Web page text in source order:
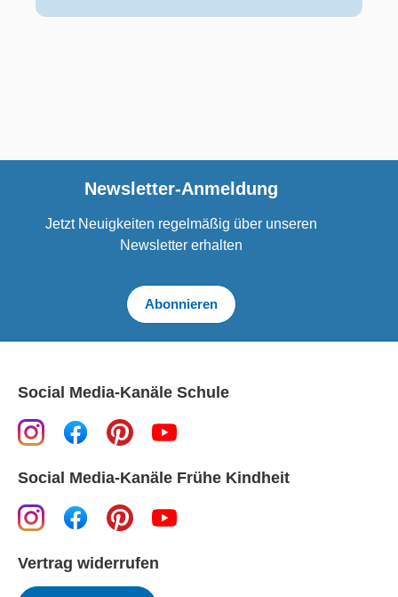
Newsletter-Anmeldung
Jetzt Neuigkeiten regelmäßig über unseren
Newsletter erhalten
Abonnieren
Social Media-Kanäle Schule
Social Media-Kanäle Frühe Kindheit
Vertrag widerrufen